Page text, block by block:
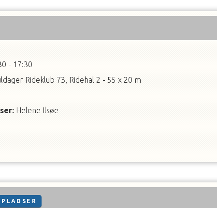
- 17:30
Rideklub 73, Ridehal 2 - 55 x 20 m
: Helene Ilsøe
PLADSER